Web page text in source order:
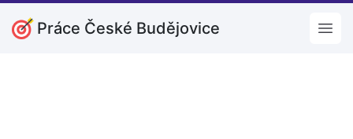
Práce České Budějovice